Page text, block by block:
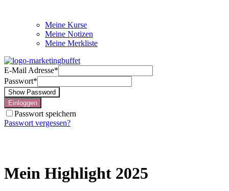
Meine Kurse
Meine Notizen
Meine Merkliste
E-Mail Adresse*
Passwort*
Show Password
Einloggen
Passwort speichern
Passwort vergessen?
Mein Highlight 2025